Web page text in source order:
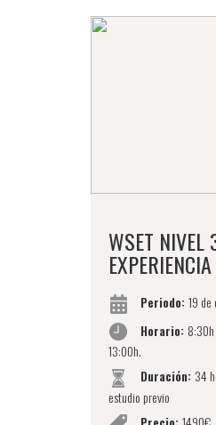
WSET NIVEL
Periodo: 19
Horario:
13:00h.
Duración: 34
estudio previo